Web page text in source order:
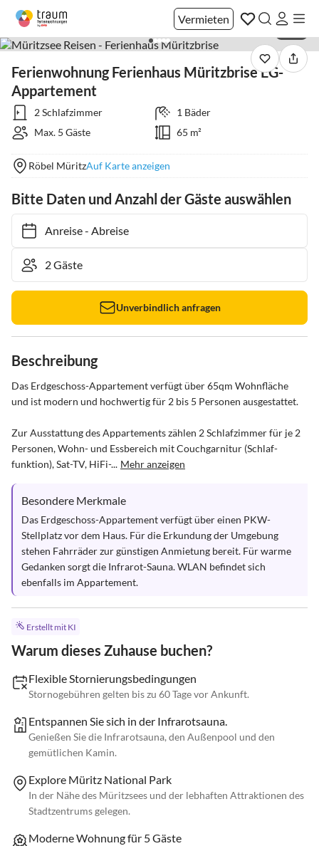
Vermieten
Ferienwohnung Ferienhaus Müritzbrise EG-
Appartement
2 Schlafzimmer
1 Bäder
Max. 5 Gäste
65 m²
Röbel MüritzAuf Karte anzeigen
Bitte Daten und Anzahl der Gäste auswählen
Anreise- Abreise
Unverbindlich anfragen
Beschreibung
Das Erdgeschoss-Appartement verfügt über 65qm Wohnfläche
und ist modern und hochwertig für 2 bis 5 Personen ausgestattet.
Zur Ausstattung des Appartements zählen 2 Schlafzimmer für je 2
Personen, Wohn- und Essbereich mit Couchgarnitur (Schlaf-
funktion), Sat-TV, HiFi-... Mehr anzeigen
Besondere Merkmale
Das Erdgeschoss-Appartement verfügt über einen PKW-
Stellplatz vor dem Haus. Für die Erkundung der Umgebung
stehen Fahrräder zur günstigen Anmietung bereit. Für warme
Gedanken sorgt die Infrarot-Sauna. WLAN befindet sich
ebenfalls im Appartement.
Erstellt mit KI
Warum dieses Zuhause buchen?
Flexible Stornierungsbedingungen
Stornogebühren gelten bis zu 60 Tage vor Ankunft.
Entspannen Sie sich in der Infrarotsauna.
Genießen Sie die Infrarotsauna, den Außenpool und den
gemütlichen Kamin.
Explore Müritz National Park
In der Nähe des Müritzsees und der lebhaften Attraktionen des
Stadtzentrums gelegen.
Moderne Wohnung für 5 Gäste